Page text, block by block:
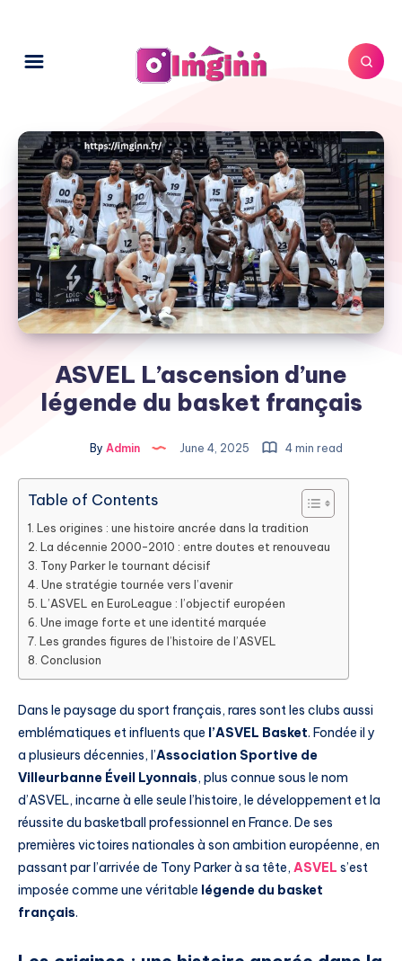
ASVEL L’ascension d’une
légende du basket français
By Admin June 4, 2025 4 min read
Table of Contents
Les origines : une histoire ancrée dans la tradition
La décennie 2000-2010 : entre doutes et renouveau
Tony Parker le tournant décisif
Une stratégie tournée vers l’avenir
L’ASVEL en EuroLeague : l’objectif européen
Une image forte et une identité marquée
Les grandes figures de l’histoire de l’ASVEL
Conclusion
Dans le paysage du sport français, rares sont les clubs aussi
emblématiques et influents que l’ASVEL Basket. Fondée il y
a plusieurs décennies, l’Association Sportive de
Villeurbanne Éveil Lyonnais, plus connue sous le nom
d’ASVEL, incarne à elle seule l’histoire, le développement et la
réussite du basketball professionnel en France. De ses
premières victoires nationales à son ambition européenne, en
passant par l’arrivée de Tony Parker à sa tête, ASVEL s’est
imposée comme une véritable légende du basket
français.